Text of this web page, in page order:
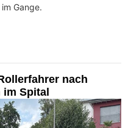
Gange.
nach
im Spital